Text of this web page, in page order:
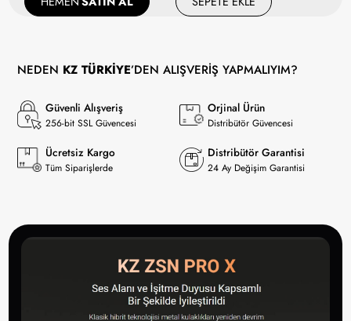
NEDEN KZ TÜRKİYE’DEN ALIŞVERİŞ YAPMALIYIM?
Güvenli Alışveriş
256-bit SSL Güvencesi
Orjinal Ürün
Distribütör Güvencesi
Ücretsiz Kargo
Tüm Siparişlerde
Distribütör Garantisi
24 Ay Değişim Garantisi